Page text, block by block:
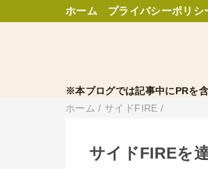
ホーム プライバシーポリシ
※本ブログでは記事中にPRを
ホーム /サイドFIRE /
サイドFIREを